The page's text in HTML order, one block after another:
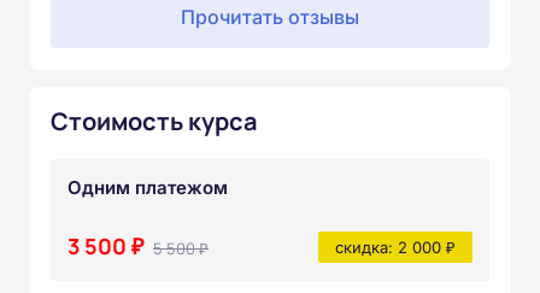
Прочитать отзывы
Стоимость курса
Одним платежом
3 500 ₽ 5 500 ₽ скидка: 2 000 ₽